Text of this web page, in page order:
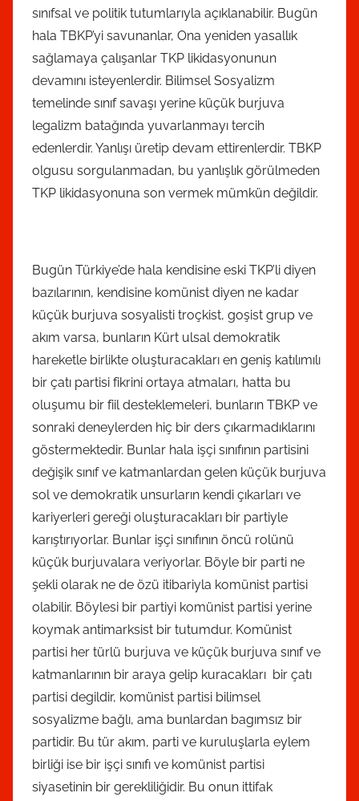
sınıfsal ve politik tutumlarıyla açıklanabilir. Bugün
hala TBKP’yi savunanlar, Ona yeniden yasallık
sağlamaya çalışanlar TKP likidasyonunun
devamını isteyenlerdir. Bilimsel Sosyalizm
temelinde sınıf savaşı yerine küçük burjuva
legalizm batağında yuvarlanmayı tercih
edenlerdir. Yanlışı üretip devam ettirenlerdir. TBKP
olgusu sorgulanmadan, bu yanlışlık görülmeden
TKP likidasyonuna son vermek mümkün değildir.
Bugün Türkiye’de hala kendisine eski TKP’li diyen
bazılarının, kendisine komünist diyen ne kadar
küçük burjuva sosyalisti troçkist, goşist grup ve
akım varsa, bunların Kürt ulsal demokratik
hareketle birlikte oluşturacakları en geniş katılımılı
bir çatı partisi fikrini ortaya atmaları, hatta bu
oluşumu bir fiil desteklemeleri, bunların TBKP ve
sonraki deneylerden hiç bir ders çıkarmadıklarını
göstermektedir. Bunlar hala işçi sınıfının partisini
değişik sınıf ve katmanlardan gelen küçük burjuva
sol ve demokratik unsurların kendi çıkarları ve
kariyerleri gereği oluşturacakları bir partiyle
karıştırıyorlar. Bunlar işçi sınıfının öncü rolünü
küçük burjuvalara veriyorlar. Böyle bir parti ne
şekli olarak ne de özü itibariyla komünist partisi
olabilir. Böylesi bir partiyi komünist partisi yerine
koymak antimarksist bir tutumdur. Komünist
partisi her türlü burjuva ve küçük burjuva sınıf ve
katmanlarının bir araya gelip kuracakları bir çatı
partisi degildir, komünist partisi bilimsel
sosyalizme bağlı, ama bunlardan bagımsız bir
partidir. Bu tür akım, parti ve kuruluşlarla eylem
birliği ise bir işçi sınıfı ve komünist partisi
siyasetinin bir gerekliliğidir. Bu onun ittifak